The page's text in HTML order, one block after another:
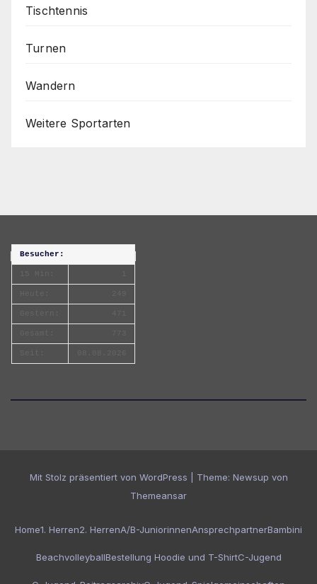
Tischtennis
Turnen
Wandern
Weitere Sportarten
Besucher:
Mit Stolz präsentiert von WordPress Theme: Newsup von
Themeansar
Home1. Herren2. HerrenA/B-JuniorinnenAnsprechpartnerBambini
BeachvolleyballBestellung Hoodie und T-ShirtC-Jugend